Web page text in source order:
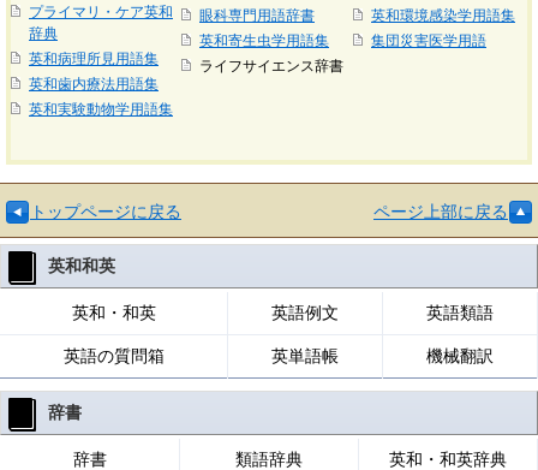
プライマリ・ケア英和
辞典
英和病理所見用語集
英和歯内療法用語集
英和実験動物学用語集
眼科専門用語辞書
英和寄生虫学用語集
ライフサイエンス辞書
英和環境感染学用語集
集団災害医学用語
トップページに戻る ページ上部に戻る
英和和英
英和・和英 英語例文 英語類語
英語の質問箱 英単語帳 機械翻訳
辞書
辞書 類語辞典 英和・和英辞典